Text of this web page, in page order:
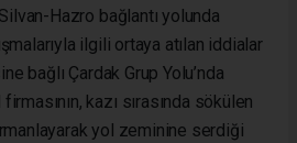
Hazro bağlantı yolunda
ilgili ortaya atılan iddialar
bağlı Çardak Grup Yolu’nda
kazı sırasında sökülen
yol zeminine serdiği